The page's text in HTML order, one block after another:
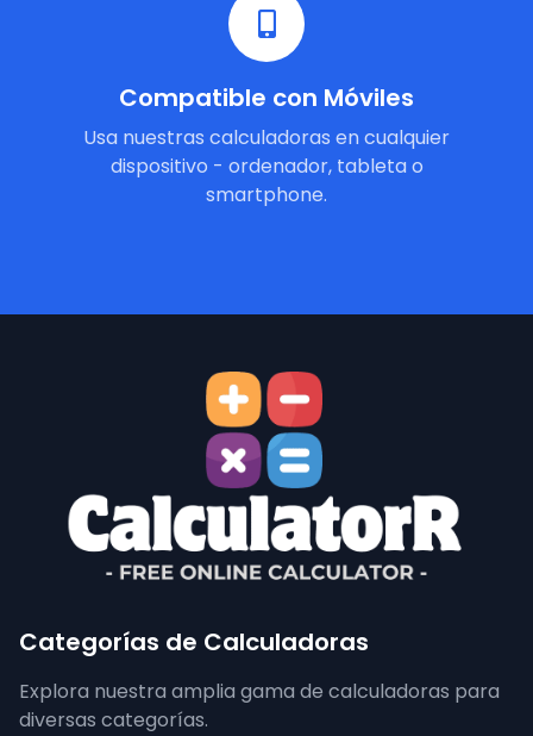
Compatible con Móviles
Usa nuestras calculadoras en cualquier
dispositivo - ordenador, tableta o
smartphone.
Categorías de Calculadoras
Explora nuestra amplia gama de calculadoras para
diversas categorías.